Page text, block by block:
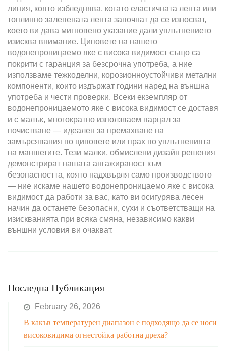
линия, която избледнява, когато еластичната лента или
топлинно залепената лента започнат да се износват,
което ви дава мигновено указание дали уплътнението
изисква внимание. Циповете на нашето
водонепроницаемо яке с висока видимост също са
покрити с гаранция за безсрочна употреба, а ние
използваме тежкоделни, корозионноустойчиви метални
компоненти, които издържат години наред на външна
употреба и чести проверки. Всеки екземпляр от
водонепроницаемото яке с висока видимост се доставя
и с малък, многократно използваем парцал за
почистване — идеален за премахване на
замърсявания по циповете или прах по уплътненията
на маншетите. Тези малки, обмислени дизайн решения
демонстрират нашата ангажираност към
безопасността, която надхвърля само производството
— ние искаме нашето водонепроницаемо яке с висока
видимост да работи за вас, като ви осигурява лесен
начин да останете безопасни, сухи и съответстващи на
изискванията при всяка смяна, независимо какви
външни условия ви очакват.
Последна Публикация
February 26, 2026
В какъв температурен диапазон е подходящо да се носи
високовидима огнестойка работна дреха?